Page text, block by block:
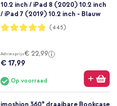
10.2 inch / iPad 8 (2020) 10.2 inch
/ iPad 7 (2019) 10.2 inch - Blauw
Waardering:
96%
(445)
Adviesprijs€ 22,99
€ 17,99
Op voorraad
imoshion 360° draaibare Bookcase